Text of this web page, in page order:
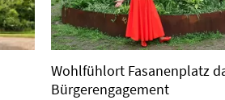
Wohlfühlort Fasanenplatz
Bürgerengagement